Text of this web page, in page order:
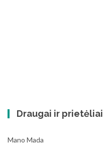
Draugai ir prietėliai
Mano Mada